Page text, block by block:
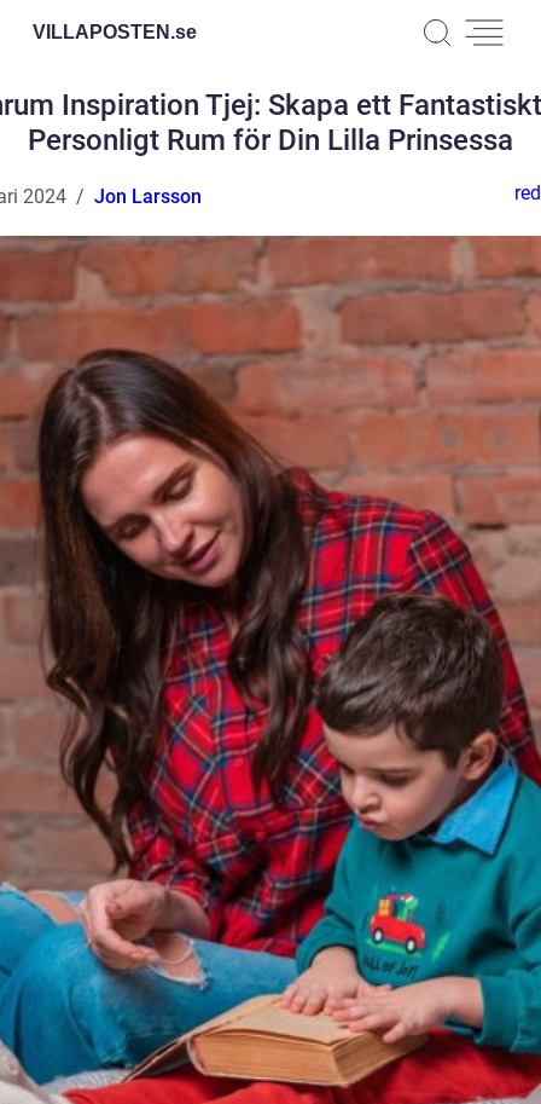
VILLAPOSTEN.se
Inspiration Tjej: Skapa ett
Personligt Rum för Din Lilla Prinsessa
2024 Jon Larsson